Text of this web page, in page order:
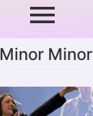
Minor Minor